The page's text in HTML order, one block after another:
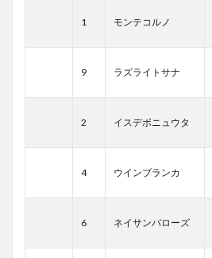
1 モンテコルノ
9 ラズライトサナ
2 イスデボニュウタ
4 ウインブランカ
6 ネイサンバローズ